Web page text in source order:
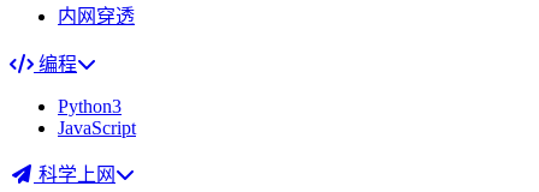
内网穿透
编程
Python3
JavaScript
科学上网